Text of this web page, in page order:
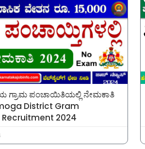
ಗ್ರಾಮ ಪಂಚಾಯಿತಿಯಲ್ಲಿ ನೇಮಕಾತಿ
District Gram
2024